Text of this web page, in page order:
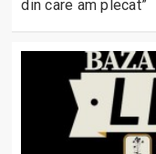
din care am plecat”